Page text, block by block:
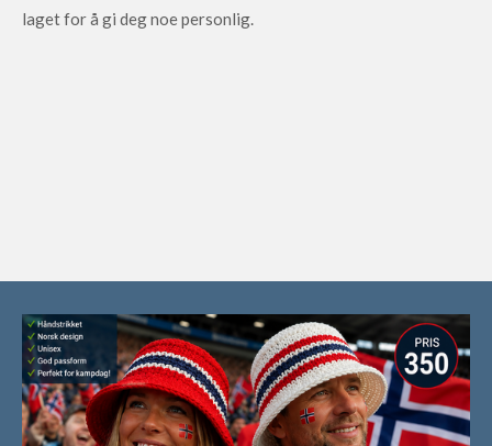
laget for å gi deg noe personlig.